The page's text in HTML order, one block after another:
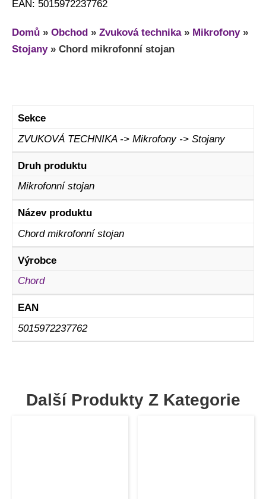
EAN: 5015972237762
Domů » Obchod » Zvuková technika» Mikrofony»
Stojany» Chord mikrofonní stojan
Sekce
ZVUKOVÁ TECHNIKA -> Mikrofony -> Stojany
Druh produktu
Mikrofonní stojan
Název produktu
Chord mikrofonní stojan
Výrobce
Chord
EAN
5015972237762
Další Produkty Z Kategorie